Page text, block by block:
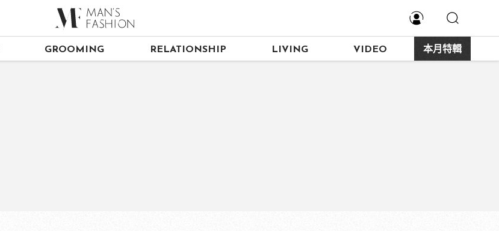
GROOMING RELATIONSHIP LIVING VIDEO 本月特輯